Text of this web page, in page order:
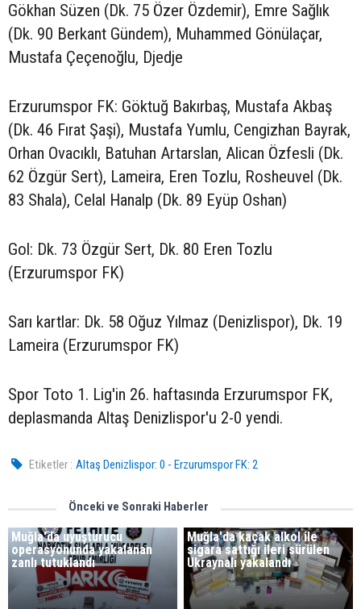
Gökhan Süzen (Dk. 75 Özer Özdemir), Emre Sağlık
(Dk. 90 Berkant Gündem), Muhammed Gönülaçar,
Mustafa Çeçenoğlu, Djedje
Erzurumspor FK: Göktuğ Bakırbaş, Mustafa Akbaş
(Dk. 46 Fırat Şaşi), Mustafa Yumlu, Cengizhan Bayrak,
Orhan Ovacıklı, Batuhan Artarslan, Alican Özfesli (Dk.
62 Özgür Sert), Lameira, Eren Tozlu, Rosheuvel (Dk.
83 Shala), Celal Hanalp (Dk. 89 Eyüp Oshan)
Gol: Dk. 73 Özgür Sert, Dk. 80 Eren Tozlu
(Erzurumspor FK)
Sarı kartlar: Dk. 58 Oğuz Yılmaz (Denizlispor), Dk. 19
Lameira (Erzurumspor FK)
Spor Toto 1. Lig'in 26. haftasında Erzurumspor FK,
deplasmanda Altaş Denizlispor'u 2-0 yendi.
Etiketler : Altaş Denizlispor: 0 - Erzurumspor FK: 2
Önceki ve Sonraki Haberler
Muğla'da uyuşturucu
operasyonunda yakalanan
zanlı tutuklandı
Muğla'da kaçak alkol ile
sigara sattığı ileri sürülen
Ukraynalı yakalandı